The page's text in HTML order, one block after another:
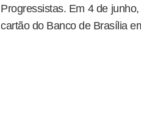
Progressistas. Em 4 de
cartão do Banco de Brasília